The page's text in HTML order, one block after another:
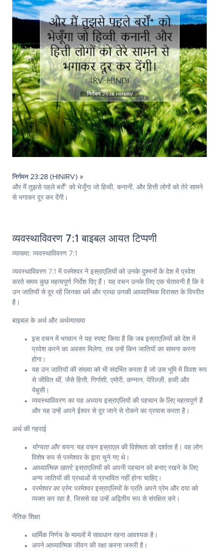
निर्गमन 23:28 (HINIRV) »
और मैं तुझसे पहले बर्रों* को भेजूँगा जो हिव्वी, कनानी, और हित्ती लोगों को तेरे सामने
से भगाकर दूर कर देंगी।
व्यवस्थाविवरण 7:1 बाइबल आयत टिप्पणी
व्याख्या: व्यवस्थाविवरण 7:1
व्यवस्थाविवरण 7:1 में परमेश्वर ने इस्राएलियों को उनके दुश्मनों के देश में प्रवेश
करते समय कुछ महत्वपूर्ण निर्देश दिए हैं। यह वचन उनके लिए एक चेतावनी है कि वे
उन जातियों से दूर रहें जिनका धर्म और प्रथा उनकी आध्यात्मिक विरासत के विपरीत
है।
बाइबल के अर्थ और अर्थव्याख्या
इस वचन में भगवान ने यह स्पष्ट किया है कि जब इस्राएलियों को देश में
प्रवेश करने का अवसर मिलेगा, तब उन्हें किन जातियों का सामना करना
होगा।
यह उन जातियों की संख्या को भी संदर्भित करता है जो उस भूमि में विवश रूप
से जीवित थीं, जैसे हित्ती, गिर्गाशी, एमोरी, कन्नान, पेरिज़्ज़ी, हव्वी और
येबूसी।
व्यवस्थाविवरण का यह अध्याय इस्राएलियों की पहचान के लिए महत्वपूर्ण है
और यह उन्हें अपने ईश्वर से दूर जाने से रोकने का प्रयास करता है।
अर्थ की गहराई
योग्यता और चयन:यह वचन इस्राएल की विशेषता को दर्शाता है। वह लोग
विशेष रूप से परमेश्वर के द्वारा चुने गए थे।
आध्यात्मिक खतरे:इस्राएलियों को अपनी पहचान को बनाए रखने के लिए
अन्य जातियों की प्रथाओं से प्रभावित नहीं होना चाहिए।
परमेश्वर का प्रेम:परमेश्वर इस्राएलियों के प्रति अपने प्रेम और दया को
व्यक्त कर रहा है, जिससे वह उन्हें अद्वितीय रूप से संरक्षित करे।
नैतिक शिक्षा
धार्मिक निर्णय के मामलों में सावधान रहना आवश्यक है।
अपने आध्यात्मिक जीवन की रक्षा करना जरूरी है।